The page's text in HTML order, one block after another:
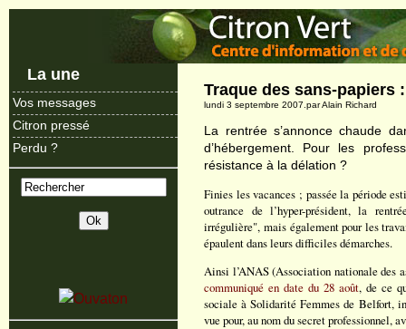
La une
Vos messages
Citron pressé
Perdu ?
Traque des sans-papiers
lundi 3 septembre 2007.par Alain Richard
La rentrée s’annonce chaude
d’hébergement. Pour les
résistance à la délation ?
Finies les vacances ; passée la période
outrance de l’hyper-président, la
irrégulière", mais également pour les
épaulent dans leurs difficiles démarches.
Ainsi l’ANAS (Association nationale des
communiqué en date du 28 août, de ce
sociale à Solidarité Femmes de Belfort,
vue pour, au nom du secret professionnel,